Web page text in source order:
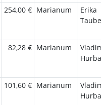
254,00 € Marianum
Erika
82,28 € Marianum
Vladimír
Hurban
101,60 € Marianum
Vladimír
Hurban